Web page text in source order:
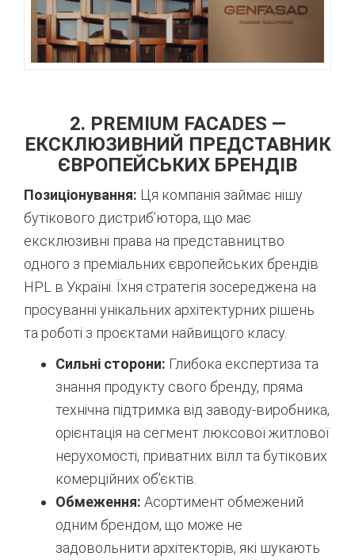
2. PREMIUM FACADES —
ЕКСКЛЮЗИВНИЙ ПРЕДСТАВНИК
ЄВРОПЕЙСЬКИХ БРЕНДІВ
Позиціонування: Ця компанія займає нішу
бутікового дистриб’ютора, що має
ексклюзивні права на представництво
одного з преміальних європейських брендів
HPL в Україні. Їхня стратегія зосереджена на
просуванні унікальних архітектурних рішень
та роботі з проєктами найвищого класу.
Сильні сторони: Глибока експертиза та
знання продукту свого бренду, пряма
технічна підтримка від заводу-виробника,
орієнтація на сегмент люксової житлової
нерухомості, приватних вілл та бутікових
комерційних об’єктів.
Обмеження: Асортимент обмежений
одним брендом, що може не
задовольнити архітекторів, які шукають